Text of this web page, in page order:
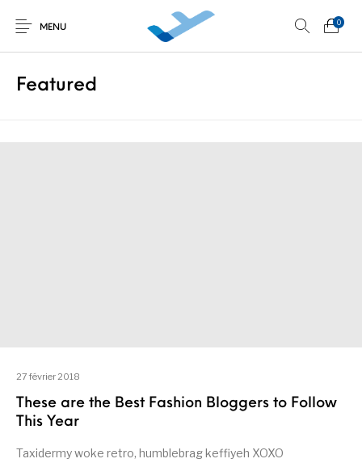
MENU
0
Featured
27 février 2018
These are the Best Fashion Bloggers to Follow
This Year
Taxidermy woke retro, humblebrag keffiyeh XOXO